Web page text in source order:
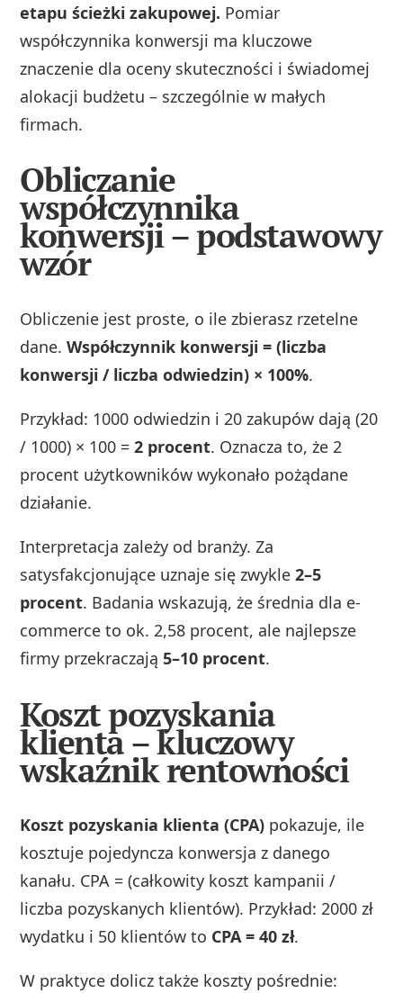
etapu ścieżki zakupowej. Pomiar
współczynnika konwersji ma kluczowe
znaczenie dla oceny skuteczności i świadomej
alokacji budżetu – szczególnie w małych
firmach.
Obliczanie
współczynnika
konwersji – podstawowy
wzór
Obliczenie jest proste, o ile zbierasz rzetelne
dane.Współczynnik konwersji = (liczba
konwersji / liczba odwiedzin) × 100%.
Przykład: 1000 odwiedzin i 20 zakupów dają (20
/ 1000) × 100 =2 procent. Oznacza to, że 2
procent użytkowników wykonało pożądane
działanie.
Interpretacja zależy od branży. Za
satysfakcjonujące uznaje się zwykle2–5
procent. Badania wskazują, że średnia dla e-
commerce to ok. 2,58 procent, ale najlepsze
firmy przekraczają5–10 procent.
Koszt pozyskania
klienta – kluczowy
wskaźnik rentowności
Koszt pozyskania klienta (CPA) pokazuje, ile
kosztuje pojedyncza konwersja z danego
kanału. CPA = (całkowity koszt kampanii /
liczba pozyskanych klientów). Przykład: 2000 zł
wydatku i 50 klientów to CPA = 40 zł.
W praktyce dolicz także koszty pośrednie: